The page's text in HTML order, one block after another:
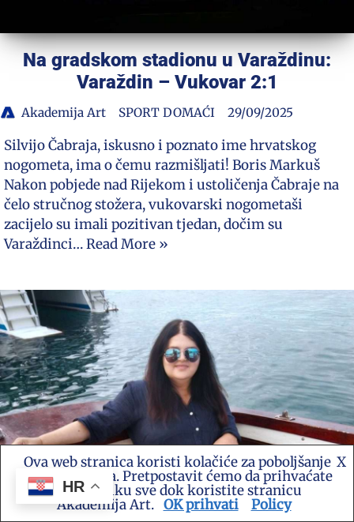
Na gradskom stadionu u Varaždinu:
Varaždin – Vukovar 2:1
Akademija Art SPORT DOMAĆI 29/09/2025
Silvijo Čabraja, iskusno i poznato ime hrvatskog
nogometa, ima o čemu razmišljati! Boris Markuš
Nakon pobjede nad Rijekom i ustoličenja Čabraje na
čelo stručnog stožera, vukovarski nogometaši
zacijelo su imali pozitivan tjedan, dočim su
Varaždinci…Read More »
HR
Ova web stranica koristi kolačiće za poboljšanje
vašeg iskustva. Pretpostavit ćemo da prihvaćate
ovu politiku sve dok koristite stranicu
Akademija Art.
X
OK prihvati Policy